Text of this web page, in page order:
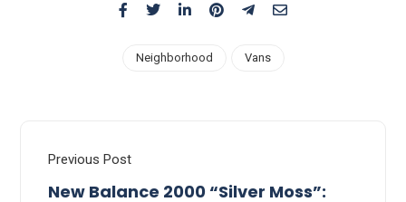
Neighborhood Vans
Previous Post
New Balance 2000 “Silver Moss”: